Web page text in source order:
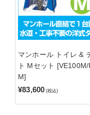
マンホール トイレ &
ト Mセット [VE100M/
M]
¥83,600 (税込)